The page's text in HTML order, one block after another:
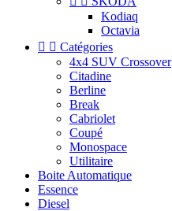
Kodiaq
Octavia
  Catégories
4x4 SUV Crossover
Citadine
Berline
Break
Cabriolet
Coupé
Monospace
Utilitaire
Boite Automatique
Essence
Diesel